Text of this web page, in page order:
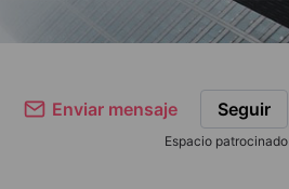
Enviar mensaje Seguir
Espacio patrocinado